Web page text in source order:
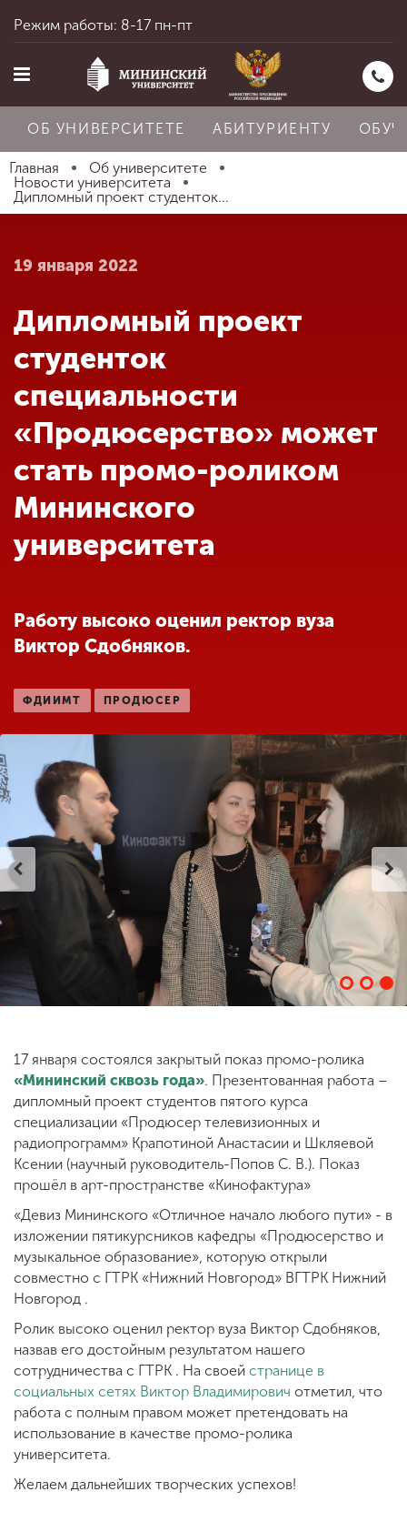
Главная
Абитуриенту
Обучение
Наука
Международная
деятельность
Другие виды
деятельности
Студенческая жизнь
Сведения об
образовательной
организации
CHI
Приемная
+7 (831) 262-26-20
Режим работы: 8-17 пн-пт
ОБ УНИВЕРСИТЕТЕ АБИТУРИЕНТУ
Главная
Об университете
Новости университета
Дипломный проект студенток...
19 января 2022
Дипломный проект
студенток
специальности
«Продюсерство» может
стать промо-роликом
Мининского
университета
Работу высоко оценил ректор вуза
Виктор Сдобняков.
ФДИИМТ ПРОДЮСЕР
17 января состоялся закрытый показ промо-ролика
«Мининский сквозь года». Презентованная работа –
дипломный проект студентов пятого курса
специализации «Продюсер телевизионных и
радиопрограмм» Крапотиной Анастасии и Шкляевой
Ксении (научный руководитель-Попов С. В.). Показ
прошёл в арт-пространстве «Кинофактура»
«Девиз Мининского «Отличное начало любого пути» - в
изложении пятикурсников кафедры «Продюсерство и
музыкальное образование», которую открыли
совместно с ГТРК «Нижний Новгород» ВГТРК Нижний
Новгород .
Ролик высоко оценил ректор вуза Виктор Сдобняков,
назвав его достойным результатом нашего
сотрудничества с ГТРК . На своей странице в
социальных сетях Виктор Владимирович отметил, что
работа с полным правом может претендовать на
использование в качестве промо-ролика
университета.
Желаем дальнейших творческих успехов!